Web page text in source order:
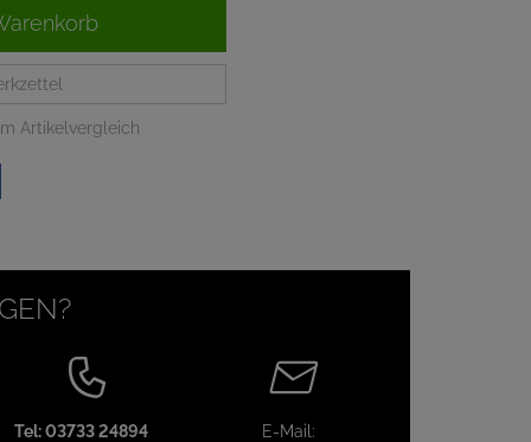
Artikelvergleich
Tel:03733 24894
E-Mail: